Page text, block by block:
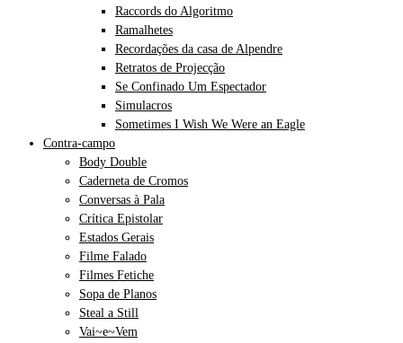
Raccords do Algoritmo
Ramalhetes
Recordações da casa de Alpendre
Retratos de Projecção
Se Confinado Um Espectador
Simulacros
Sometimes I Wish We Were an Eagle
Contra-campo
Body Double
Caderneta de Cromos
Conversas à Pala
Crítica Epistolar
Estados Gerais
Filme Falado
Filmes Fetiche
Sopa de Planos
Steal a Still
Vai~e~Vem